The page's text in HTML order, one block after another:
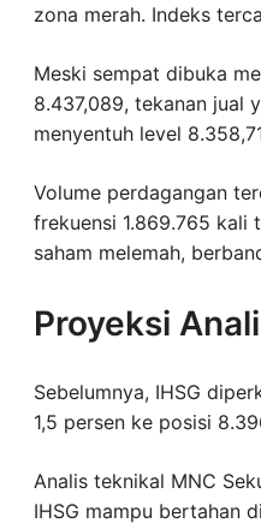
zona merah. Indeks
Meski sempat dibuka
8.437,089, tekanan jual
menyentuh level
Volume perdagangan
frekuensi 1.869.765 kali
saham melemah,
Proyeksi
Sebelumnya, IHSG
1,5 persen ke posisi
Analis teknikal MNC
IHSG mampu bertahan